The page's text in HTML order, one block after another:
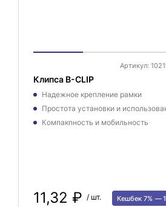
Артикул:
Клипса B-CLIP
Надежное крепление рамки
Простота установки и
Компакnность и мобильность
11,32 ₽ / шт. Кешбек 7% 1